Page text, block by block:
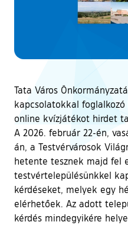
Tata Város
kapcsolatokkal foglalkozó
online kvízjátékot hirdet
A 2026. február 22-én,
án, a Testvérvárosok
hetente tesznek majd fel
testvértelepülésünkkel
kérdéseket, melyek egy
elérhetőek. Az adott
kérdés mindegyikére